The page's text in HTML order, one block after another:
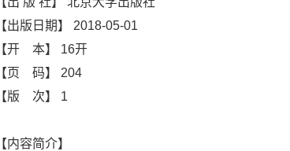
【出版日期】 2018-05-01
【开 本】 16开
【页 码】 204
【版 次】 1
【内容简介】